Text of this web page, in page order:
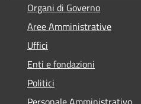
Organi di Governo
Aree Amministrative
Uffici
Enti e fondazioni
Politici